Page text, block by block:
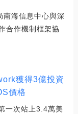
海信息中心與深
合作機制框架協
獲得3億投資
價格
一次站上3.4萬美